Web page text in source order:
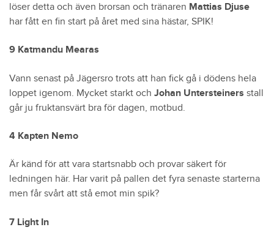
löser detta och även brorsan och tränaren Mattias Djuse
har fått en fin start på året med sina hästar, SPIK!
9 Katmandu Mearas
Vann senast på Jägersro trots att han fick gå i dödens hela
loppet igenom. Mycket starkt och Johan Untersteiners stall
går ju fruktansvärt bra för dagen, motbud.
4 Kapten Nemo
Är känd för att vara startsnabb och provar säkert för
ledningen här. Har varit på pallen det fyra senaste starterna
men får svårt att stå emot min spik?
7 Light In